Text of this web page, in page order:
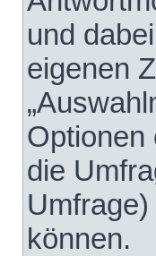
und
eigenen
Optionen
die
können.